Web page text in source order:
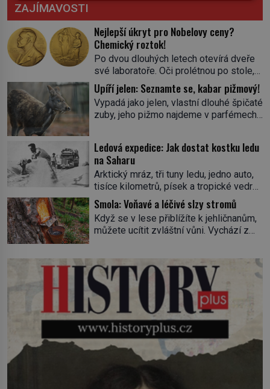
ZAJÍMAVOSTI
Nejlepší úkryt pro Nobelovy ceny?
Chemický roztok!
Po dvou dlouhých letech otevírá dveře
své laboratoře. Oči prolétnou po stole,
aby pak ulpěly na regálu, kde se nachází
všemožné látky. Hledá žluto-oranžovou
tekutinu, jakmile ji zahlédne, nesmírně
se mu uleví. Teď může svůj plán
skrývá směs s názvem lučavka
královská. Svůj přídomek nemá pro nic
za nic, […]
Upíří jelen: Seznamte se, kabar pižmový!
Vypadá jako jelen, vlastní dlouhé špičaté
zuby, jeho pižmo najdeme v parfémech
jediného zástupce zvířecí říše – kabara
pižmového. V Evropě ho jako první
popíše švédský botanik Carl Linné
(1707–1778), jenže v Asii o něm ví už
celá staletí. Zvíře připomíná jelena,
v kohoutku dosahuje […]
Ledová expedice: Jak dostat kostku ledu
na Saharu
Arktický mráz, tři tuny ledu, jedno auto,
tisíce kilometrů, písek a tropické vedro.
To je ve zkratce zdánlivě nesplnitelná
výzva, která se promění v úžasné
dobrodružství a důkaz, že nic není
nemožné. Vše začíná na podzim 1958
neobvyklou výzvou. Tomu, kdo dokáže
dopravit ze severního polárního kruhu
na […]
Smola: Voňavé a léčivé slzy stromů
Když se v lese přiblížíte k jehličnanům,
můžete ucítit zvláštní vůni. Vychází z
právě v ní je síla stromu. Smola také
patří k nejstarším surovinám, s nimiž
lidstvo pracovalo. Chrání strom před
infekcí, hmyzem a vysycháním. Dá se
říct, že je to přírodní […]